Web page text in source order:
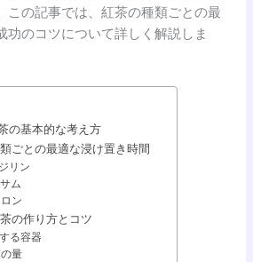
この記事では、紅茶の種類ごとの最
功のコツについて詳しく解説しま
の基本的な考え方
ごとの最適な浸け置き時間
リン
ム
ン
の作り方とコツ
る容器
量